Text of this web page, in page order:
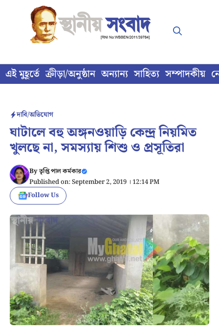
content
এই মুহূর্তে ক্রীড়া/অনুষ্ঠান অন্যান্য সাহিত্য সম্পাদকীয়
দাবি/অভিযোগ
ঘাটালে বহু অঙ্গনওয়াড়ি কেন্দ্র নিয়মিত
খুলছে না, সমস্যায় শিশু ও প্রসূতিরা
Byতৃপ্তি পাল কর্মকার
Published on: September 2, 2019 । 12:14 PM
Follow Us